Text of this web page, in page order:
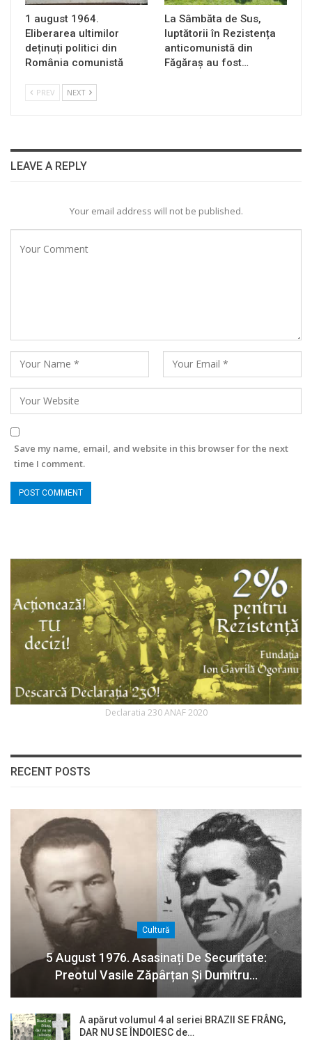
1 august 1964.
Eliberarea ultimilor
deținuți politici din
România comunistă
La Sâmbăta de Sus,
luptătorii în Rezistența
anticomunistă din
Făgăraș au fost…
PREV NEXT
LEAVE A REPLY
Your email address will not be published.
Save my name, email, and website in this browser for the next
time I comment.
Declaratia 230 ANAF 2020
RECENT POSTS
Cultură
5 August 1976. Asasinați De Securitate:
Preotul Vasile Zăpârțan Și Dumitru…
A apărut volumul 4 al seriei BRAZII SE FRÂNG,
DAR NU SE ÎNDOIESC de…